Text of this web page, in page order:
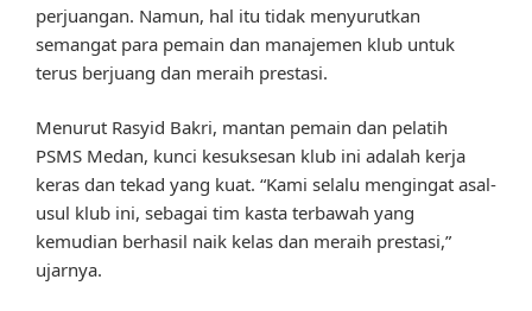
perjuangan. Namun, hal itu tidak menyurutkan
semangat para pemain dan manajemen klub untuk
terus berjuang dan meraih prestasi.
Menurut Rasyid Bakri, mantan pemain dan pelatih
PSMS Medan, kunci kesuksesan klub ini adalah kerja
keras dan tekad yang kuat. “Kami selalu mengingat asal-
usul klub ini, sebagai tim kasta terbawah yang
kemudian berhasil naik kelas dan meraih prestasi,”
ujarnya.